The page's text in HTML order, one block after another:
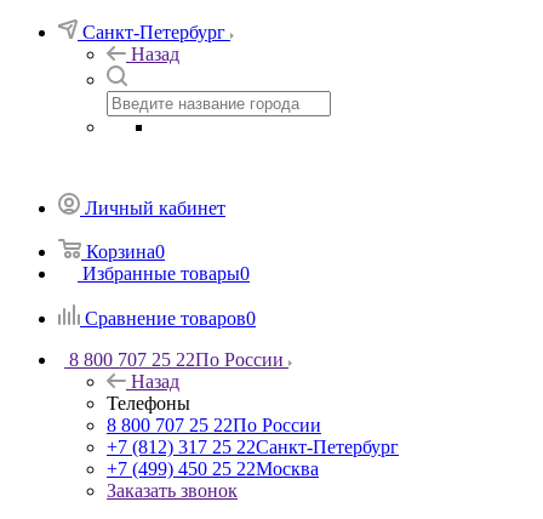
Санкт-Петербург
Назад
Личный кабинет
Корзина0
Избранные товары0
Сравнение товаров0
8 800 707 25 22По России
Назад
Телефоны
8 800 707 25 22По России
+7 (812) 317 25 22Санкт-Петербург
+7 (499) 450 25 22Москва
Заказать звонок